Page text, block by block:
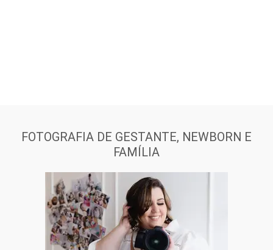
FOTOGRAFIA DE GESTANTE, NEWBORN E
FAMÍLIA